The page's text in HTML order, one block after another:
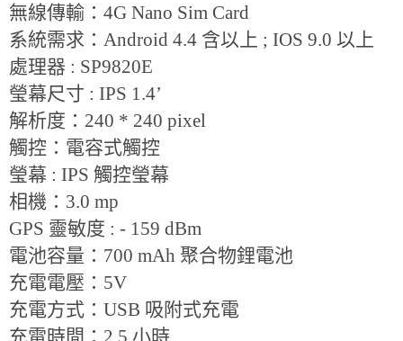
無線傳輸： 4G Nano Sim Card
系統需求： Android 4.4 含以上 ; IOS 9.0 以上
處理器 : SP9820E
瑩幕尺寸 : IPS 1.4’
解析度： 240 * 240 pixel
觸控：電容式觸控
瑩幕 : IPS 觸控瑩幕
相機： 3.0 mp
GPS 靈敏度 : - 159 dBm
電池容量：700 mAh 聚合物鋰電池
充電電壓： 5V
充電方式： USB 吸附式充電
充電時間： 2.5 小時